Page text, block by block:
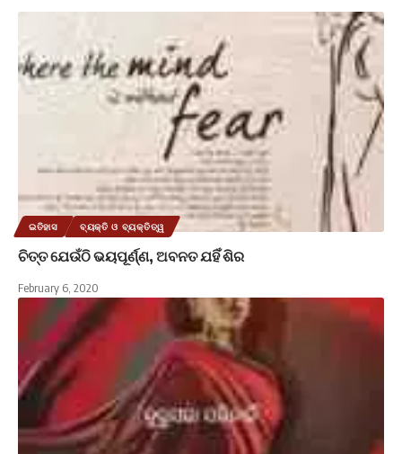
ଇତିହାସ ବ୍ୟକ୍ତି ଓ ବ୍ୟକ୍ତିତ୍ୱ
ଚିତ୍ତ ଯେଉଁଠି ଭୟପୂର୍ଣ୍ଣ, ଅବନତ ଯହିଁ ଶିର
February 6, 2020